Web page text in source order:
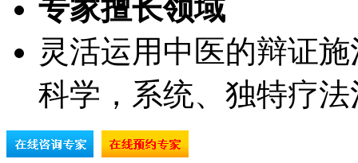
专家擅长领域
灵活运用中医的辩证
科学，系统、独特疗